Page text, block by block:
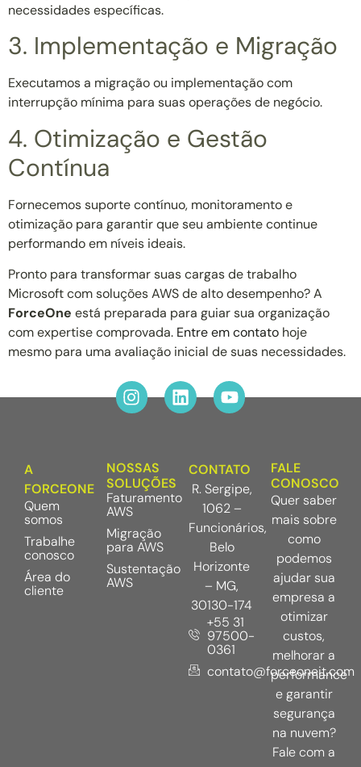
necessidades específicas.
3. Implementação e Migração
Executamos a migração ou implementação com
interrupção mínima para suas operações de negócio.
4. Otimização e Gestão
Contínua
Fornecemos suporte contínuo, monitoramento e
otimização para garantir que seu ambiente continue
performando em níveis ideais.
Pronto para transformar suas cargas de trabalho
Microsoft com soluções AWS de alto desempenho? A
ForceOne está preparada para guiar sua organização
com expertise comprovada. Entre em contato hoje
mesmo para uma avaliação inicial de suas necessidades.
A
FORCEONE
Quem
somos
Trabalhe
conosco
Área do
cliente
NOSSAS
SOLUÇÕES
Faturamento
AWS
Migração
para AWS
Sustentação
AWS
CONTATO
R. Sergipe,
1062 –
Funcionários,
Belo
Horizonte
– MG,
30130-174
+55 31
97500-
0361
contato@forceoneit.com
FALE
CONOSCO
Quer saber
mais sobre
como
podemos
ajudar sua
empresa a
otimizar
custos,
melhorar a
performance
e garantir
segurança
na nuvem?
Fale com a